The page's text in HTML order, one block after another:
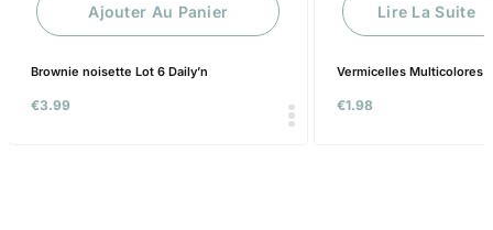
€3.99
Brownie noisette Lot 6 Daily’n
Ajouter Au Panier
€1.98
Vermicelles Multicolores
Lire La Suite